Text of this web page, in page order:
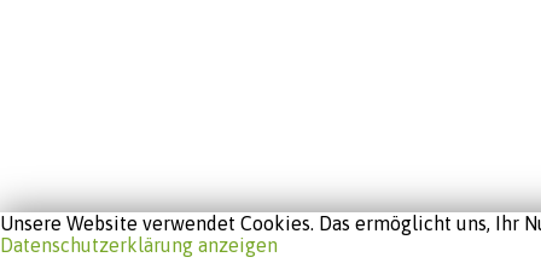
Unsere Website verwendet Cookies. Das ermöglicht uns,
Datenschutzerklärung anzeigen